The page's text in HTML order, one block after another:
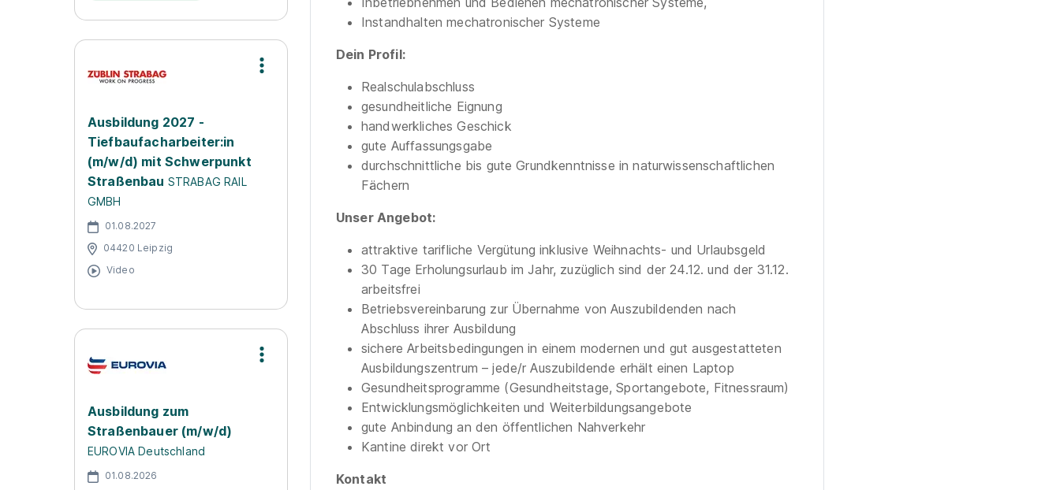
Ausbildung 2027 -
Tiefbaufacharbeiter:in
(m/w/d) mit Schwerpunkt
Straßenbau STRABAG RAIL
GMBH
01.08.2027
04420 Leipzig
Video
Ausbildung zum
Straßenbauer (m/w/d)
EUROVIA Deutschland
01.08.2026
Instandhalten mechatronischer Systeme
Dein Profil:
Realschulabschluss
gesundheitliche Eignung
handwerkliches Geschick
gute Auffassungsgabe
durchschnittliche bis gute Grundkenntnisse in naturwissenschaftlichen
Fächern
Unser Angebot:
attraktive tarifliche Vergütung inklusive Weihnachts- und Urlaubsgeld
30 Tage Erholungsurlaub im Jahr, zuzüglich sind der 24.12. und der 31.12.
arbeitsfrei
Betriebsvereinbarung zur Übernahme von Auszubildenden nach
Abschluss ihrer Ausbildung
sichere Arbeitsbedingungen in einem modernen und gut ausgestatteten
Ausbildungszentrum – jede/r Auszubildende erhält einen Laptop
Gesundheitsprogramme (Gesundheitstage, Sportangebote, Fitnessraum)
Entwicklungsmöglichkeiten und Weiterbildungsangebote
gute Anbindung an den öffentlichen Nahverkehr
Kantine direkt vor Ort
Kontakt